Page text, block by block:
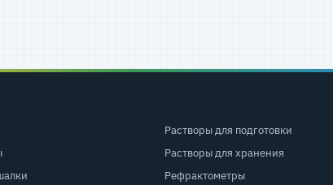
Растворы для подготовки
Растворы для хранения
Рефрактометры